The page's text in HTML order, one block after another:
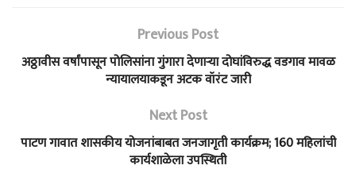
Previous Post
अठ्ठावीस वर्षांपासून पोलिसांना गुंगारा देणाऱ्या दोघांविरुद्ध वडगाव मावळ
न्यायालयाकडून अटक वॉरंट जारी
Next Post
पाटण गावात शासकीय योजनांबाबत जनजागृती कार्यक्रम; 160 महिलांची
कार्यशाळेला उपस्थिती